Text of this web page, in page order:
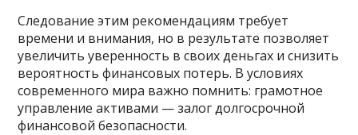
Следование этим рекомендациям требует
времени и внимания, но в результате позволяет
увеличить уверенность в своих деньгах и снизить
вероятность финансовых потерь. В условиях
современного мира важно помнить: грамотное
управление активами — залог долгосрочной
финансовой безопасности.